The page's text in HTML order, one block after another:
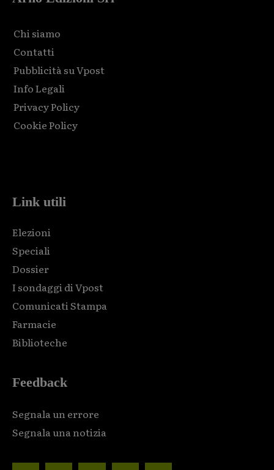
Chi siamo
Contatti
Pubblicità su Vpost
Info Legali
Privacy Policy
Cookie Policy
Link utili
Elezioni
Speciali
Dossier
I sondaggi di Vpost
Comunicati Stampa
Farmacie
Biblioteche
Feedback
Segnala un errore
Segnala una notizia